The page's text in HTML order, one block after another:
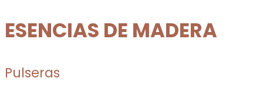
ESENCIAS DE MADERA
Pulseras